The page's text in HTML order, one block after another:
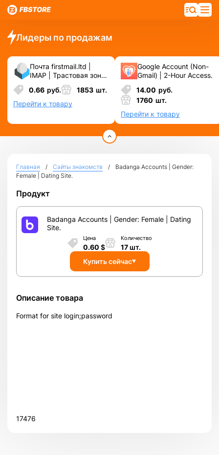
Лидеры по продажам
Почта firstmail.ltd |
IMAP | Трастовая зона
.COM ❗️ Новые, Чистые
❗️ С реальными
логинами | ☑️
Специально для ФБ/
0.66 руб. 1853 шт.
Перейти к товару
Google Account (Non-
Gmail) | 2-Hour Access.
14.00 руб.
1760 шт.
Перейти к товару
Главная Сайты знакомств
Badanga Accounts | Gender:
Female | Dating Site.
Продукт
Badanga Accounts | Gender: Female | Dating
Site.
Цена
0.60 $
Количество
17 шт.
Купить сейчас
Описание товара
Format for site login;password
17476